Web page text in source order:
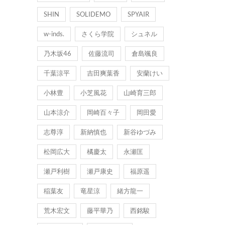
SHIN SOLIDEMO SPYAIR
w-inds. さくら学院 シュネル
乃木坂46 佐藤流司 倉島颯良
千葉涼平 吉田爽葉香 安蘭けい
小林豊 小芝風花 山崎育三郎
山本涼介 岡崎百々子 岡田愛
志尊淳 新納慎也 新谷ゆづみ
松岡広大 橘慶太 永瀬匡
瀬戸利樹 瀬戸康史 福原遥
稲葉友 竜星涼 緒方龍一
荒木宏文 藤平華乃 西銘駿